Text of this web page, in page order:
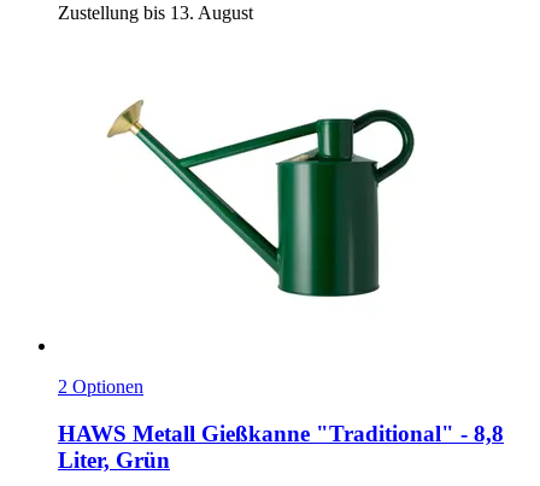
Zustellung bis 13. August
2 Optionen
HAWS Metall Gießkanne "Traditional" -​ 8,8
Liter, Grün